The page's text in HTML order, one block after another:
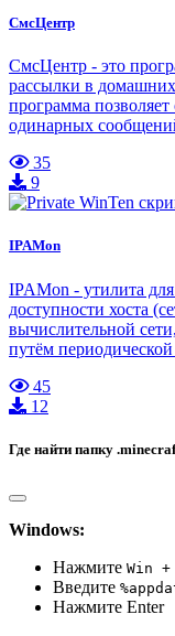
СмсЦентр
СмсЦентр - это
рассылки в
программа позволяет
одинарных
35
9
IPAMon
IPAMon - утилита
доступности хоста
вычислительной
путём
45
12
Где найти папку
Windows:
Нажмите Win +
Введите
Нажмите Enter